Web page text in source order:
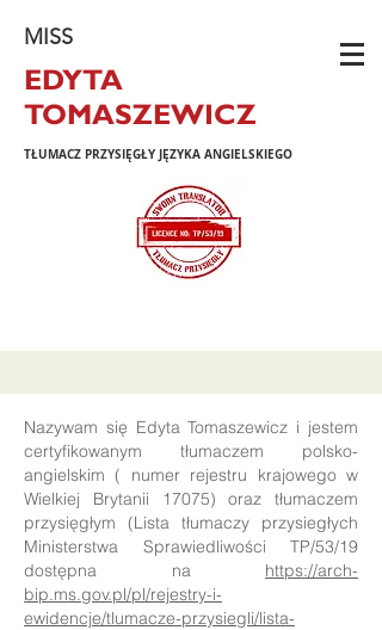
MISS
EDYTA
TOMASZEWICZ
TŁUMACZ PRZYSIĘGŁY JĘZYKA ANGIELSKIEGO
Nazywam się Edyta Tomaszewicz i jestem
certyfikowanym tłumaczem polsko-
angielskim ( numer rejestru krajowego w
Wielkiej Brytanii 17075) oraz tłumaczem
przysięgłym (Lista tłumaczy przysiegłych
Ministerstwa Sprawiedliwości TP/53/19
dostępna na https://arch-
bip.ms.gov.pl/pl/rejestry-i-
ewidencje/tlumacze-przysiegli/lista-